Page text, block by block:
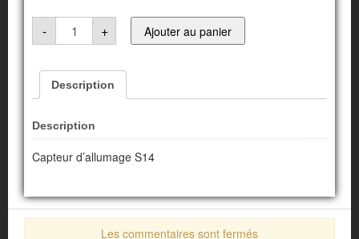
-
quantité
de
d'allumage
S14
+ Ajouter au panier
Description
Description
Capteur d’allumage S14
Les commentaires sont fermés